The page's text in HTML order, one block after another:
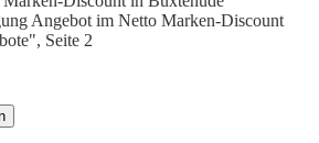
Angebot im Netto Marken-Discount
Seite 2